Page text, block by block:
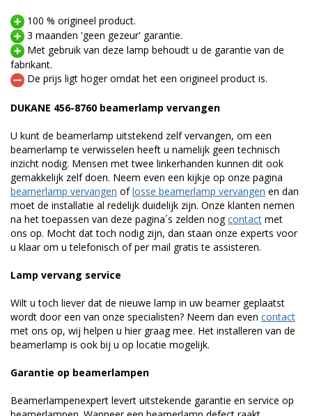
100 % origineel product.
3 maanden 'geen gezeur' garantie.
Met gebruik van deze lamp behoudt u de garantie van de
fabrikant.
De prijs ligt hoger omdat het een origineel product is.
DUKANE 456-8760 beamerlamp vervangen
U kunt de beamerlamp uitstekend zelf vervangen, om een
beamerlamp te verwisselen heeft u namelijk geen technisch
inzicht nodig. Mensen met twee linkerhanden kunnen dit ook
gemakkelijk zelf doen. Neem even een kijkje op onze pagina
beamerlamp vervangen oflosse beamerlamp vervangen en dan
moet de installatie al redelijk duidelijk zijn. Onze klanten nemen
na het toepassen van deze pagina´s zelden nogcontact met
ons op. Mocht dat toch nodig zijn, dan staan onze experts voor
u klaar om u telefonisch of per mail gratis te assisteren.
Lamp vervang service
Wilt u toch liever dat de nieuwe lamp in uw beamer geplaatst
wordt door een van onze specialisten? Neem dan even contact
met ons op, wij helpen u hier graag mee. Het installeren van de
beamerlamp is ook bij u op locatie mogelijk.
Garantie op beamerlampen
Beamerlampenexpert levert uitstekende garantie en service op